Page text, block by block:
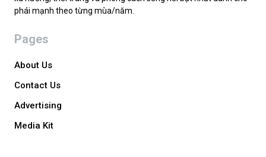
phái mạnh theo từng mùa/năm.
Pages
About Us
Contact Us
Advertising
Media Kit